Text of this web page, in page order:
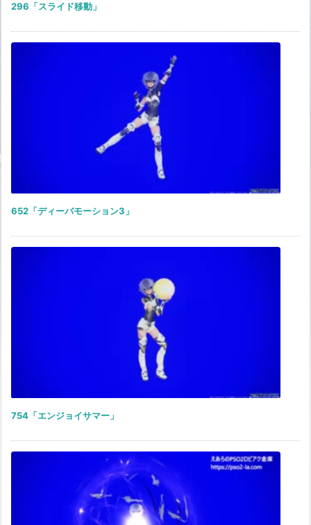
296「スライド移動」
652「ディーバモーション3」
754「エンジョイサマー」